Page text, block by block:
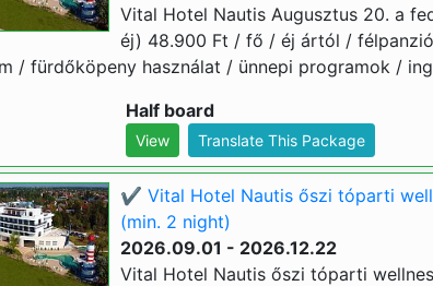
Vital Hotel Nautis Augusztus 20. a
éj) 48.900 Ft / fő / éj ártól /
/ fürdőköpeny használat / ünnepi programok /
Half board
View Translate This Package
✔️ Vital Hotel Nautis őszi tóparti
(min. 2 night)
2026.09.01 - 2026.12.22
Vital Hotel Nautis őszi tóparti